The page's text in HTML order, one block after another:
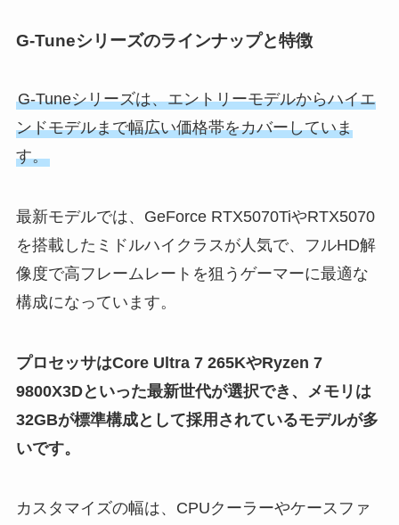
G-Tuneシリーズのラインナップと特徴
G-Tuneシリーズは、エントリーモデルからハイエ
ンドモデルまで幅広い価格帯をカバーしていま
す。
最新モデルでは、GeForce RTX5070TiやRTX5070
を搭載したミドルハイクラスが人気で、フルHD解
像度で高フレームレートを狙うゲーマーに最適な
構成になっています。
プロセッサはCore Ultra 7 265KやRyzen 7
9800X3Dといった最新世代が選択でき、メモリは
32GBが標準構成として採用されているモデルが多
いです。
カスタマイズの幅は、CPUクーラーやケースファ